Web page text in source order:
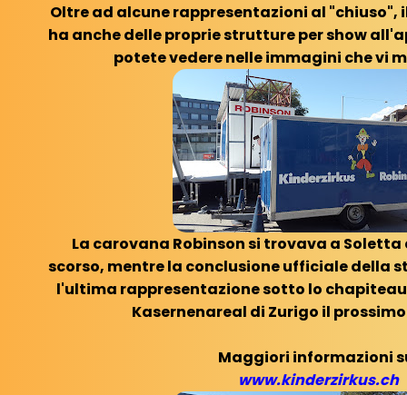
Oltre ad alcune rappresentazioni al "chiuso",
ha anche delle proprie strutture per show
potete vedere nelle immagini che vi
La carovana Robinson si trovava a Soletta
scorso, mentre la conclusione ufficiale della
l'ultima rappresentazione sotto lo
Kasernenareal di Zurigo il
Maggiori informazioni
www.kinderzirkus.ch